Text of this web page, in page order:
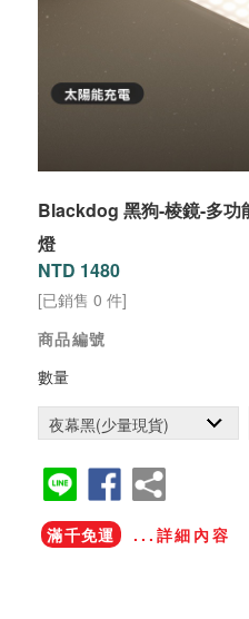
Blackdog 黑狗-棱鏡-多功
燈
NTD 1480
[已銷售 0 件]
商品編號
數量
滿千免運 ...詳細內容